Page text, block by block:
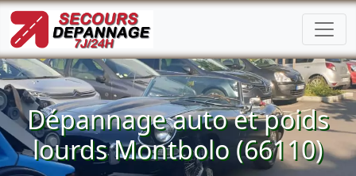
Dépannage auto et poids
lourds Montbolo (66110)